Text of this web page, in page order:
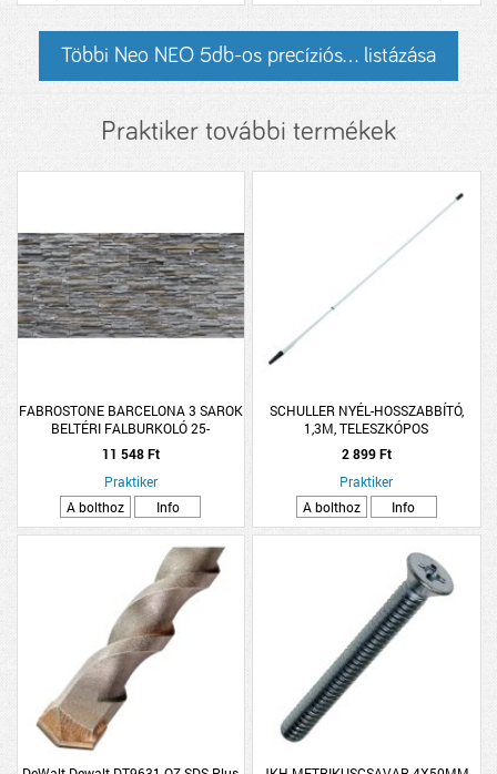
Többi Neo NEO 5db-os precíziós... listázása
Praktiker további termékek
FABROSTONE BARCELONA 3 SAROK
BELTÉRI FALBURKOLÓ 25-
30X15X3,5CM
11 548 Ft
Praktiker
A bolthoz
Info
SCHULLER NYÉL-HOSSZABBÍTÓ,
1,3M, TELESZKÓPOS
ACÉL,HENGERHEZ
2 899 Ft
Praktiker
A bolthoz
Info